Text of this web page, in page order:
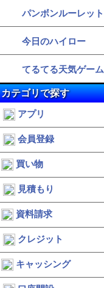
パンボンルーレット
今日のハイロー
てるてる天気ゲーム
カテゴリで探す
アプリ
会員登録
買い物
見積もり
資料請求
クレジット
キャッシング